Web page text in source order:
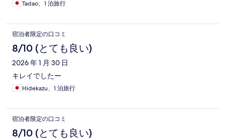
Tadao、1 泊旅行
宿泊者限定の口コミ
8/10 (とても良い)
2026 年 1 月 30 日
キレイでしたー
Hidekazu、1 泊旅行
宿泊者限定の口コミ
8/10 (とても良い)